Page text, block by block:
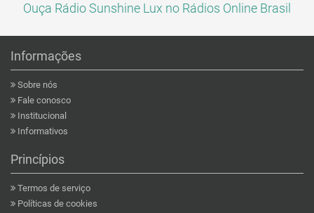
Ouça Rádio Sunshine Lux no Rádios Online Brasil
Informações
Sobre nós
Fale conosco
Institucional
Informativos
Princípios
Termos de serviço
Políticas de cookies